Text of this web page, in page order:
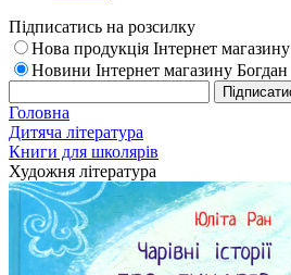
Підписатись на розсилку
Нова продукція Інтернет магазину
Новини Інтернет магазину Богдан
Головна
Дитяча література
Книги для школярів
Художня література